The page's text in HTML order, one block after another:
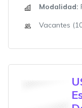
Modalidad:
Vacantes